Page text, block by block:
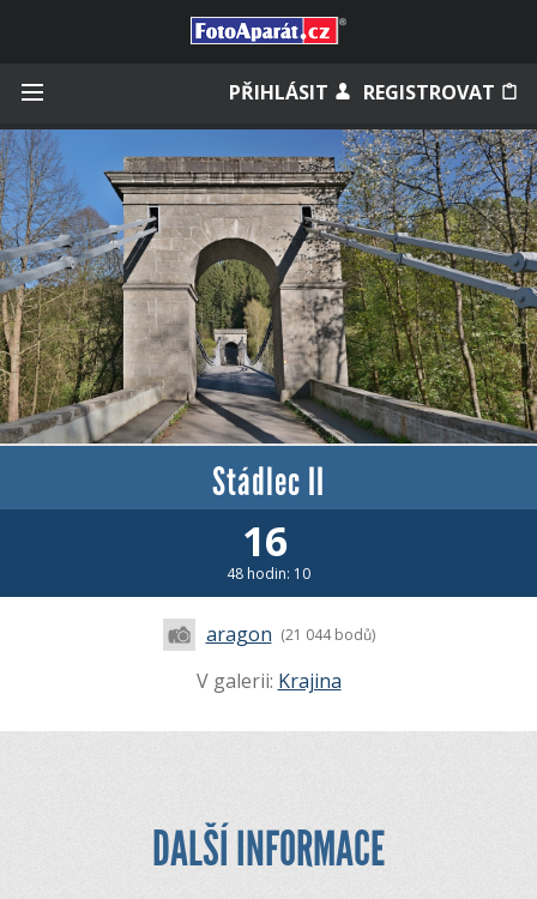
PŘIHLÁSIT REGISTROVAT
Zapamatovat
Zapomněli jste heslo?
Měli jste účet na starém webu?
Stádlec II
16
48 hodin: 10
aragon (21 044 bodů)
V galerii: Krajina
DALŠÍ INFORMACE